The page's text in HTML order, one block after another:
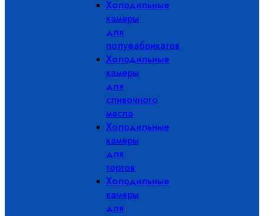
Холодильные
камеры
для
полуфабрикатов
Холодильные
камеры
для
сливочного
масла
Холодильные
камеры
для
тортов
Холодильные
камеры
для